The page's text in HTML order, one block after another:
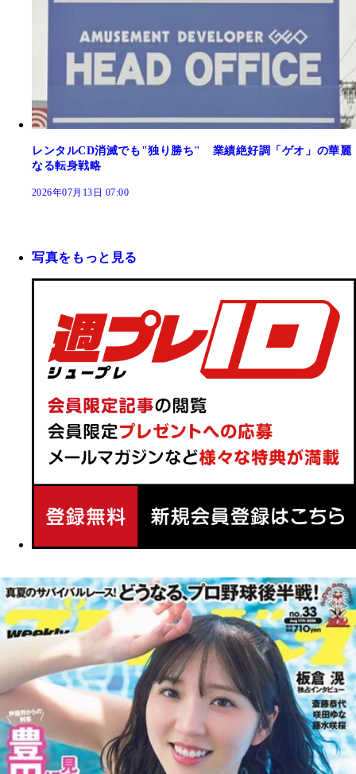
レンタルCD消滅でも"独り勝ち" 業績絶好調「ゲオ」の華麗
なる転身戦略
2026年07月13日 07:00
写真をもっと見る